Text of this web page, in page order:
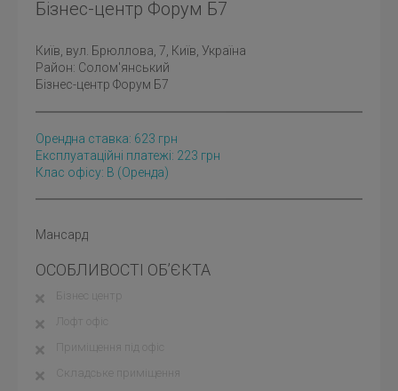
Бізнес-центр Форум Б7
Київ , вул. Брюллова, 7, Київ, Україна
Район: Солом'янський
Бізнес-центр Форум Б7
Орендна ставка: 623 грн
Експлуатаційні платежі: 223 грн
Клас офісу: B (оренда)
Мансард
ОСОБЛИВОСТІ ОБ’ЄКТА
Бізнес центр
Лофт офіс
Приміщення під офіс
Складське приміщення